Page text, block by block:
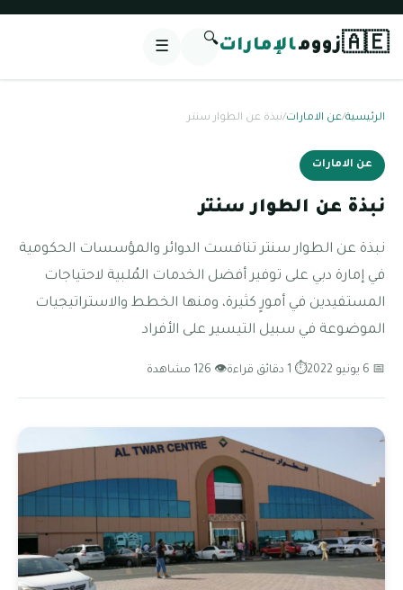
🇦🇪زوومالإمارات🔍
☰
الرئيسية/عن الامارات/نبذة عن الطوار سنتر
عن الامارات
نبذة عن الطوار سنتر
نبذة عن الطوار سنتر تنافست الدوائر والمؤسسات الحكومية
في إمارة دبي على توفير أفضل الخدمات المُلبية لاحتياجات
المستفيدين في أمورٍ كثيرة، ومنها الخطط والاستراتيجيات
الموضوعة في سبيل التيسير على الأفراد
📅 6 يونيو 2022 ⏱ 1 دقائق قراءة 👁 126 مشاهدة